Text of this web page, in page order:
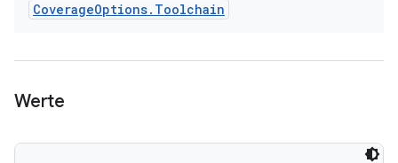
CoverageOptions. Toolchain
Werte